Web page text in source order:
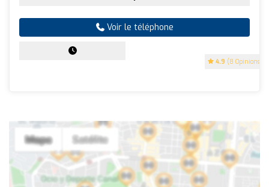
4.9 (8 Opinions)
Voir le téléphone